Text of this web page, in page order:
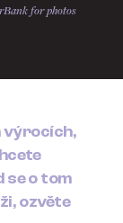
for photos
výrocích,
se o tom
ozvěte